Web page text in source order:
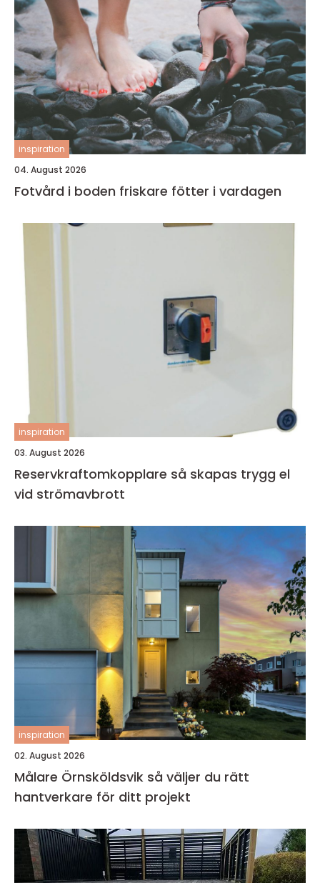
inspiration
04. August 2026
Fotvård i boden friskare fötter i vardagen
inspiration
03. August 2026
Reservkraftomkopplare så skapas trygg el
vid strömavbrott
inspiration
02. August 2026
Målare Örnsköldsvik så väljer du rätt
hantverkare för ditt projekt